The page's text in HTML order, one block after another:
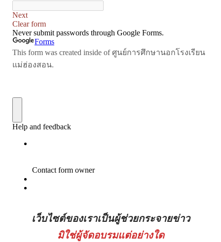
เว็บไซต์ของเราเป็นผู้ช่วยกระจายข่าว
มิใช่ผู้จัดอบรมแต่อย่างใด